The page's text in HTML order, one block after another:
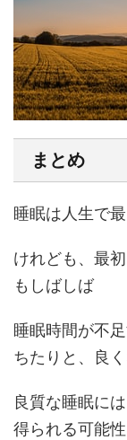
まとめ
睡眠は人生で
けれども、最
もしばしば
睡眠時間が不
ちたりと、良
良質な睡眠に
得られる可能